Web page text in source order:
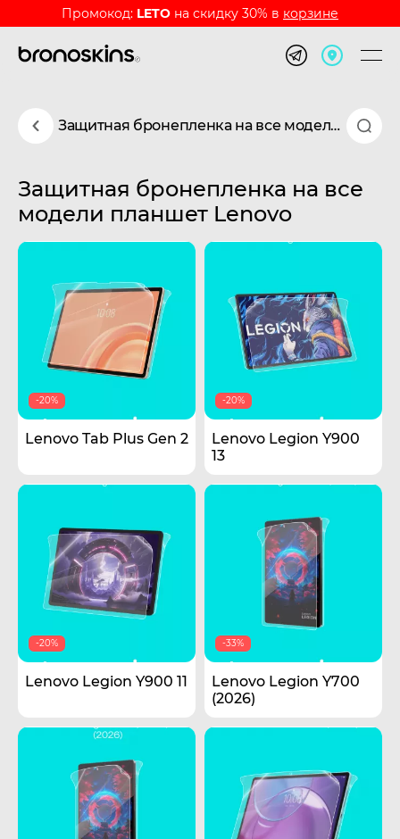
Промокод: LETO на скидку 30% в корзине
Защитная бронепленка на все модели планшет Lenovo
Защитная бронепленка на все
модели планшет Lenovo
-20%
Lenovo Tab Plus Gen 2
-20%
Lenovo Legion Y900
13
-20%
Lenovo Legion Y900 11
-33%
Lenovo Legion Y700
(2026)